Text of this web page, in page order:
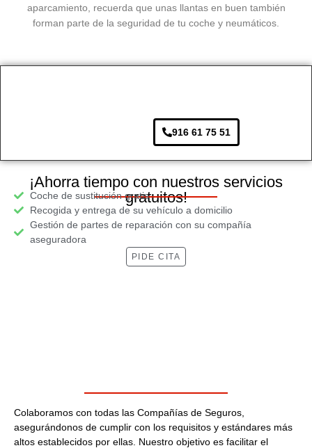
aparcamiento, recuerda que unas llantas en buen también
forman parte de la seguridad de tu coche y neumáticos.
916 61 75 51
¡Ahorra tiempo con nuestros servicios
gratuitos!
Coche de sustitución gratis
Recogida y entrega de su vehículo a domicilio
Gestión de partes de reparación con su compañía
aseguradora
PIDE CITA
Colaboramos con todas las Compañías de Seguros,
asegurándonos de cumplir con los requisitos y estándares más
altos establecidos por ellas. Nuestro objetivo es facilitar el